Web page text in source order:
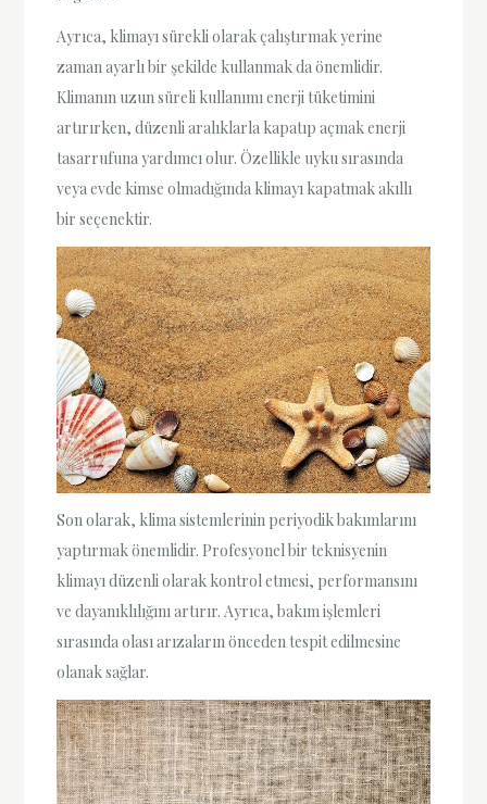
Ayrıca, klimayı sürekli olarak çalıştırmak yerine
zaman ayarlı bir şekilde kullanmak da önemlidir.
Klimanın uzun süreli kullanımı enerji tüketimini
artırırken, düzenli aralıklarla kapatıp açmak enerji
tasarrufuna yardımcı olur. Özellikle uyku sırasında
veya evde kimse olmadığında klimayı kapatmak akıllı
bir seçenektir.
Son olarak, klima sistemlerinin periyodik bakımlarını
yaptırmak önemlidir. Profesyonel bir teknisyenin
klimayı düzenli olarak kontrol etmesi, performansını
ve dayanıklılığını artırır. Ayrıca, bakım işlemleri
sırasında olası arızaların önceden tespit edilmesine
olanak sağlar.